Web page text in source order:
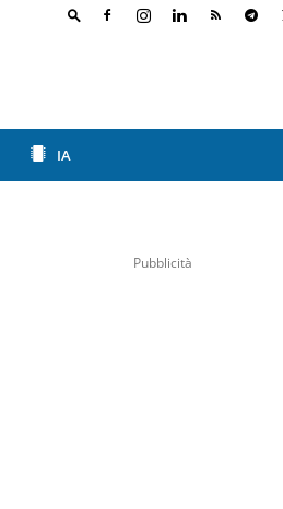
IA
Pubblicità